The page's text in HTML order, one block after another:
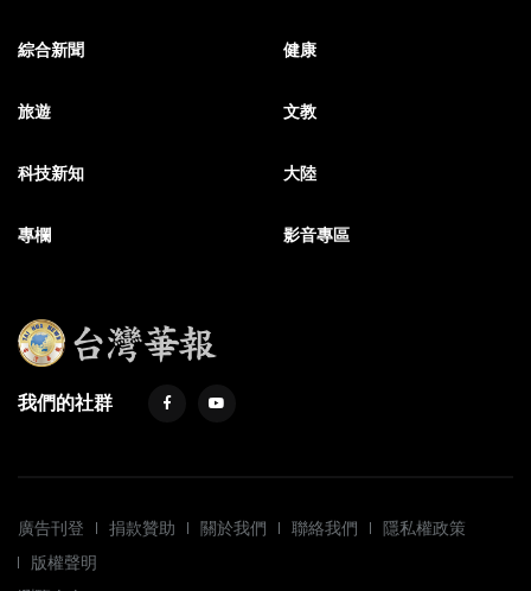
綜合新聞 健康
旅遊 文教
科技新知 大陸
專欄 影音專區
我們的社群
廣告刊登 捐款贊助 關於我們 聯絡我們
隱私權政策
版權聲明